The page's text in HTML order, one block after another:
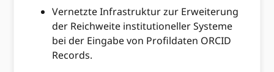
Vernetzte Infrastruktur zur Erweiterung
der Reichweite institutioneller Systeme
bei der Eingabe von Profildaten ORCID
Records.